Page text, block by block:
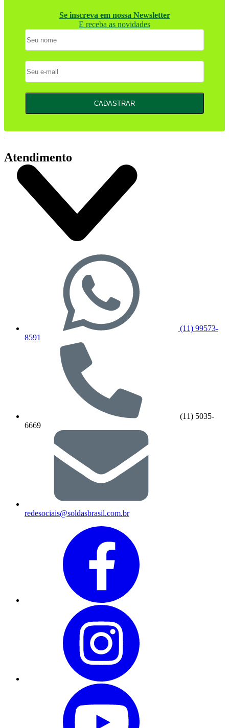
Se inscreva em nossa Newsletter
E receba as novidades
CADASTRAR
Atendimento
(11) 99573-
8591
(11) 5035-
6669
redesociais@soldasbrasil.com.br